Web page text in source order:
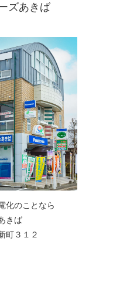
ズあきば
化のことなら
きば
町３１２